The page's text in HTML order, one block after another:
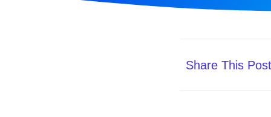
Share This Post